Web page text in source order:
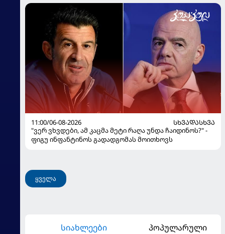
11:00/06-08-2026
ᲡᲮᲕᲐᲓᲐᲡᲮᲕᲐ
"ვერ ვხვდები, ამ კაცმა მეტი რაღა უნდა ჩაიდინოს?" -
ფიგუ ინფანტინოს გადადგომას მოითხოვს
ყველა
სიახლეები პოპულარული